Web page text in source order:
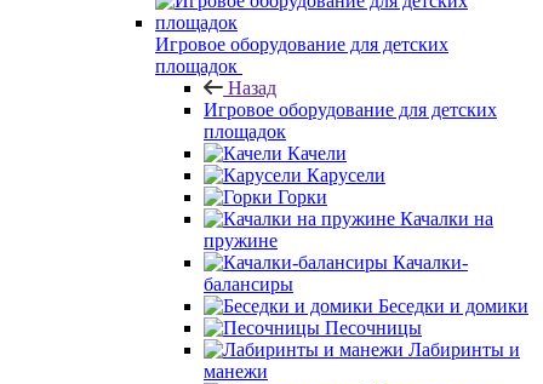
Игровое оборудование для детских
площадок
Назад
Игровое оборудование для детских
площадок
Качели
Карусели
Горки
Качалки на
пружине
Качалки-
балансиры
Беседки и домики
Песочницы
Лабиринты и
манежи